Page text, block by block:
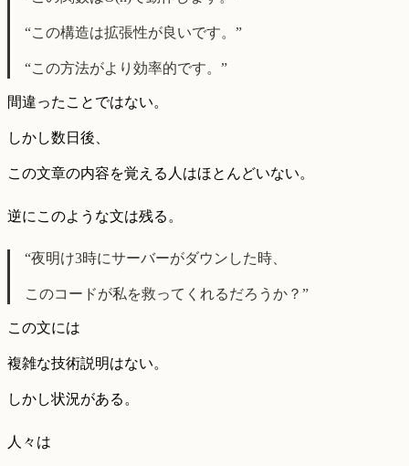
“この構造は拡張性が良いです。”
“この方法がより効率的です。”
間違ったことではない。
しかし数日後、
この文章の内容を覚える人はほとんどいない。
逆にこのような文は残る。
“夜明け3時にサーバーがダウンした時、
このコードが私を救ってくれるだろうか？”
この文には
複雑な技術説明はない。
しかし状況がある。
人々は